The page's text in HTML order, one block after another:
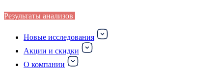
Результаты анализов
Новые исследования
Акции и скидки
О компании